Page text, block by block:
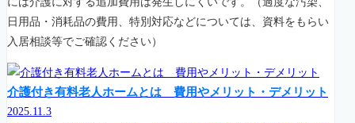
日用品・消耗品の費用、特別対応などについては、資料をもらい
入居相談等でご確認ください）
介護付き有料老人ホームとは 費用やメリット・デメリット
2025.11.3